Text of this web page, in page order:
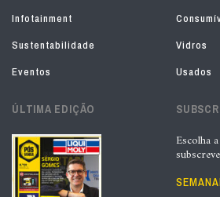
Infotainment
Sustentabilidade
Vidros
Eventos
Usados
ÚLTIMA EDIÇÃO
Escolha